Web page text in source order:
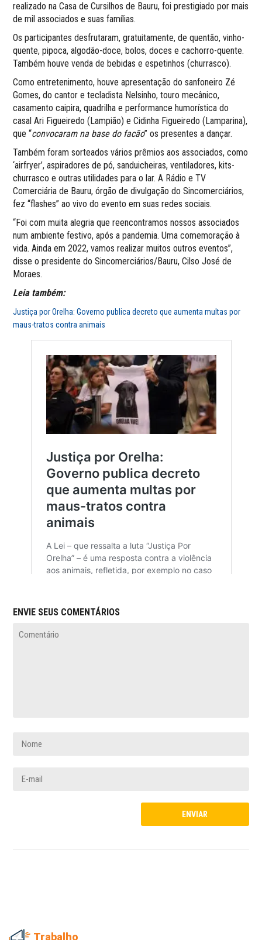
realizado na Casa de Cursilhos de Bauru, foi prestigiado por mais
de mil associados e suas famílias.
Os participantes desfrutaram, gratuitamente, de quentão, vinho-
quente, pipoca, algodão-doce, bolos, doces e cachorro-quente.
Também houve venda de bebidas e espetinhos (churrasco).
Como entretenimento, houve apresentação do sanfoneiro Zé
Gomes, do cantor e tecladista Nelsinho, touro mecânico,
casamento caipira, quadrilha e performance humorística do
casal Ari Figueiredo (Lampião) e Cidinha Figueiredo (Lamparina),
que “convocaram na base do facão” os presentes a dançar.
Também foram sorteados vários prêmios aos associados, como
‘airfryer’, aspiradores de pó, sanduicheiras, ventiladores, kits-
churrasco e outras utilidades para o lar. A Rádio e TV
Comerciária de Bauru, órgão de divulgação do Sincomerciários,
fez “flashes” ao vivo do evento em suas redes sociais.
“Foi com muita alegria que reencontramos nossos associados
num ambiente festivo, após a pandemia. Uma comemoração à
vida. Ainda em 2022, vamos realizar muitos outros eventos”,
disse o presidente do Sincomerciários/Bauru, Cilso José de
Moraes.
Leia também:
Justiça por Orelha: Governo publica decreto que aumenta multas por
maus-tratos contra animais
ENVIE SEUS COMENTÁRIOS
Trabalho